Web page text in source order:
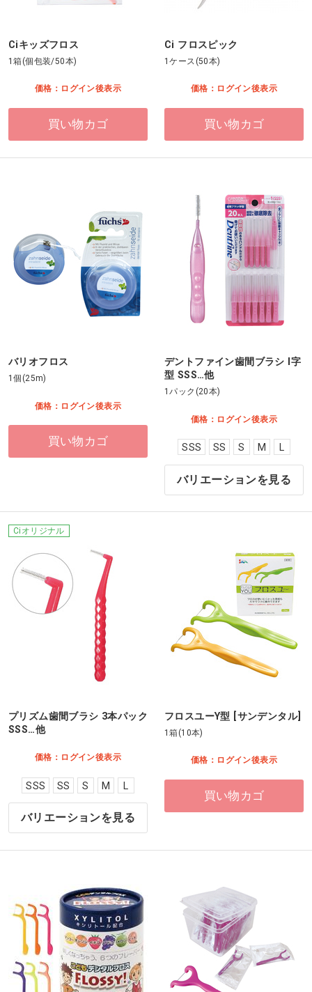
Ciキッズフロス
1箱(個包装/50本)
価格：ログイン後表示
買い物カゴ
Ci フロスピック
1ケース(50本)
価格：ログイン後表示
買い物カゴ
バリオフロス
1個(25m)
価格：ログイン後表示
買い物カゴ
デントファイン歯間ブラシ I字
型 SSS…他
1パック(20本)
価格：ログイン後表示
SSS SS S M
バリエーションを見る
Ciオリジナル
プリズム歯間ブラシ 3本パック
SSS…他
価格：ログイン後表示
SSS SS S M
バリエーションを見る
フロスユーY型 [サンデンタル]
1箱(10本)
価格：ログイン後表示
買い物カゴ